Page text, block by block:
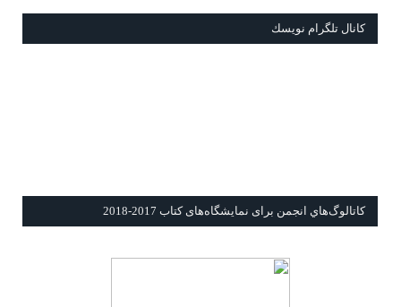
كانال تلگرام نويسك
كاتالوگ‌هاي انجمن برای نمايشگاه‌های كتاب 2017-2018